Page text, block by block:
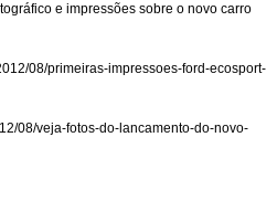
e impressões sobre o novo carro
08/primeiras-impressoes-ford-ecosport-
08/veja-fotos-do-lancamento-do-novo-